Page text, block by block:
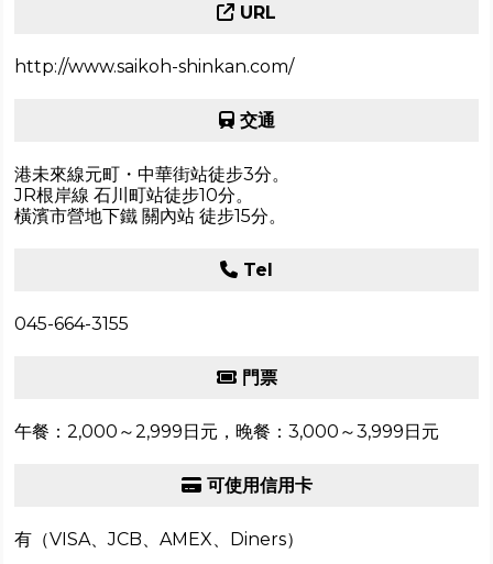
URL
http://www.saikoh-shinkan.com/
交通
港未來線元町・中華街站徒步3分。
JR根岸線 石川町站徒步10分。
橫濱市營地下鐵 關內站 徒步15分。
Tel
045-664-3155
門票
午餐：2,000～2,999日元，晚餐：3,000～3,999日元
可使用信用卡
有（VISA、JCB、AMEX、Diners）